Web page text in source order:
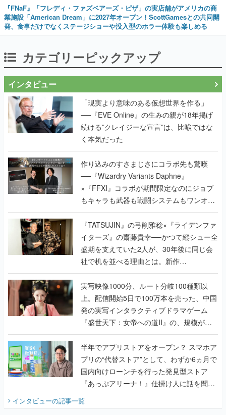
『FNaF』「フレディ・ファズベアーズ・ピザ」の実店舗がアメリカの商
業施設「American Dream」に2027年オープン！ScottGamesとの共同開
発、食事だけでなくステージショーや没入型のホラー体験も楽しめる
カテゴリーピックアップ
インタビュー
「現実より意味のある仮想世界を作る」
──『EVE Online』の生みの親が18年掲げ
続ける”クレイジーな宣言”は、比喩ではな
く本気だった
作り込みのすさまじさにコラボ先も驚嘆
──『Wizardry Variants Daphne』
×『FFXI』コラボが期間限定なのにジョブ
もキャラも武器も戦闘システムもワンオフ
で作り込まれた理由を両ディレクターに聞
く
『TATSUJIN』の弓削雅稔×『ライデンファ
イターズ』の齋藤貴幸──かつて縦シュー全
盛期を支えていた2人が、30年後に同じ会
社で机を並べる理由とは。新作
『TATSUJIN EXTREME』で初タッグを組
んだレジェンド2人に訊く開発秘話
実写映像1000分、ルート分岐100種類以
上。配信開始5日で100万本を売った、中国
発の実写インタラクティブドラマゲーム
『盛世天下：女帝への道II』の、規模が違
うこだわりをプロデューサーに聞いた
半年でアプリストアをオープン？ スマホア
プリの“代替ストア”として、わずか6ヵ月で
国内向けローンチを行った発見型ストア
『あっぷアリーナ！』仕掛け人に話を聞い
インタビューの記事一覧